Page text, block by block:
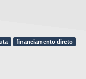
financiamento direto